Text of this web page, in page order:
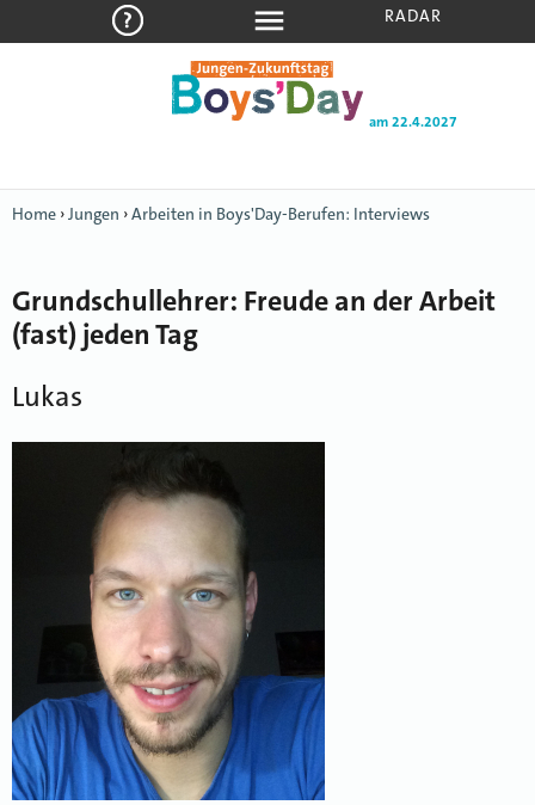
am 22.4.2027
RADAR
Home ›Jungen ›Arbeiten in Boys'Day-Berufen: Interviews
Grundschullehrer: Freude an der Arbeit
(fast) jeden Tag
Lukas